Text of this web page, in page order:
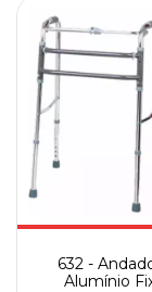
632 -
Alumínio